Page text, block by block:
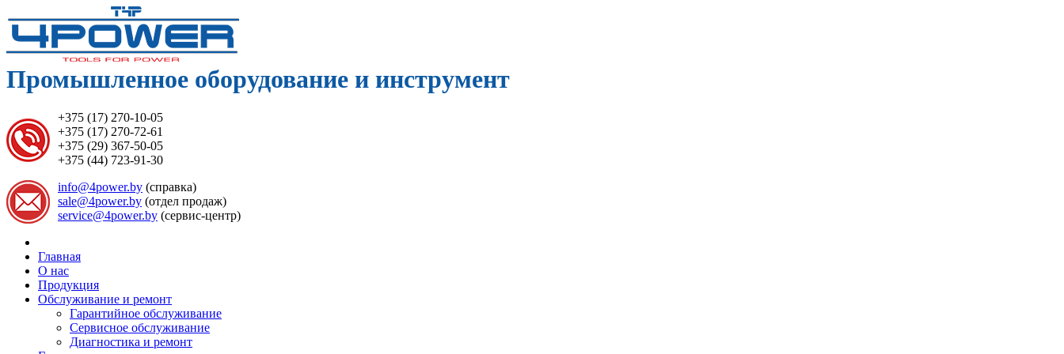
Промышленное оборудование и инструмент
+375 (17) 270-10-05
+375 (17) 270-72-61
+375 (29) 367-50-05
+375 (44) 723-91-30
info@4power.by (справка)
sale@4power.by (отдел продаж)
service@4power.by (сервис-центр)
Главная
О нас
Продукция
Обслуживание и ремонт
Гарантийное обслуживание
Сервисное обслуживание
Диагностика и ремонт